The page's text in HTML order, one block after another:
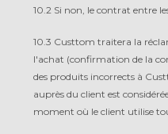
10.2 Si non, le contrat entre
10.3 Custtom traitera la
l'achat (confirmation de la
des produits incorrects à
auprès du client est
moment où le client utilise